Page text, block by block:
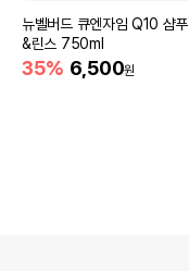
뉴벨버드 큐엔자임 Q10 샴푸
&린스 750ml
35% 6,500원